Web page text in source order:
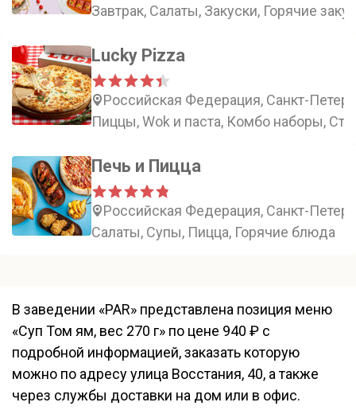
Завтрак, Салаты, Закуски, Горячие
Lucky Pizza
Российская Федерация, Санкт-
Пиццы, Wok и паста, Комбо наборы,
Печь и Пицца
Российская Федерация, Санкт-
Салаты, Супы, Пицца, Горячие блюда
В заведении «PAR» представлена позиция меню
«Суп Том ям, вес 270 г» по цене 940 ₽ с
подробной информацией, заказать которую
можно по адресу улица Восстания, 40, а также
через службы доставки на дом или в офис.